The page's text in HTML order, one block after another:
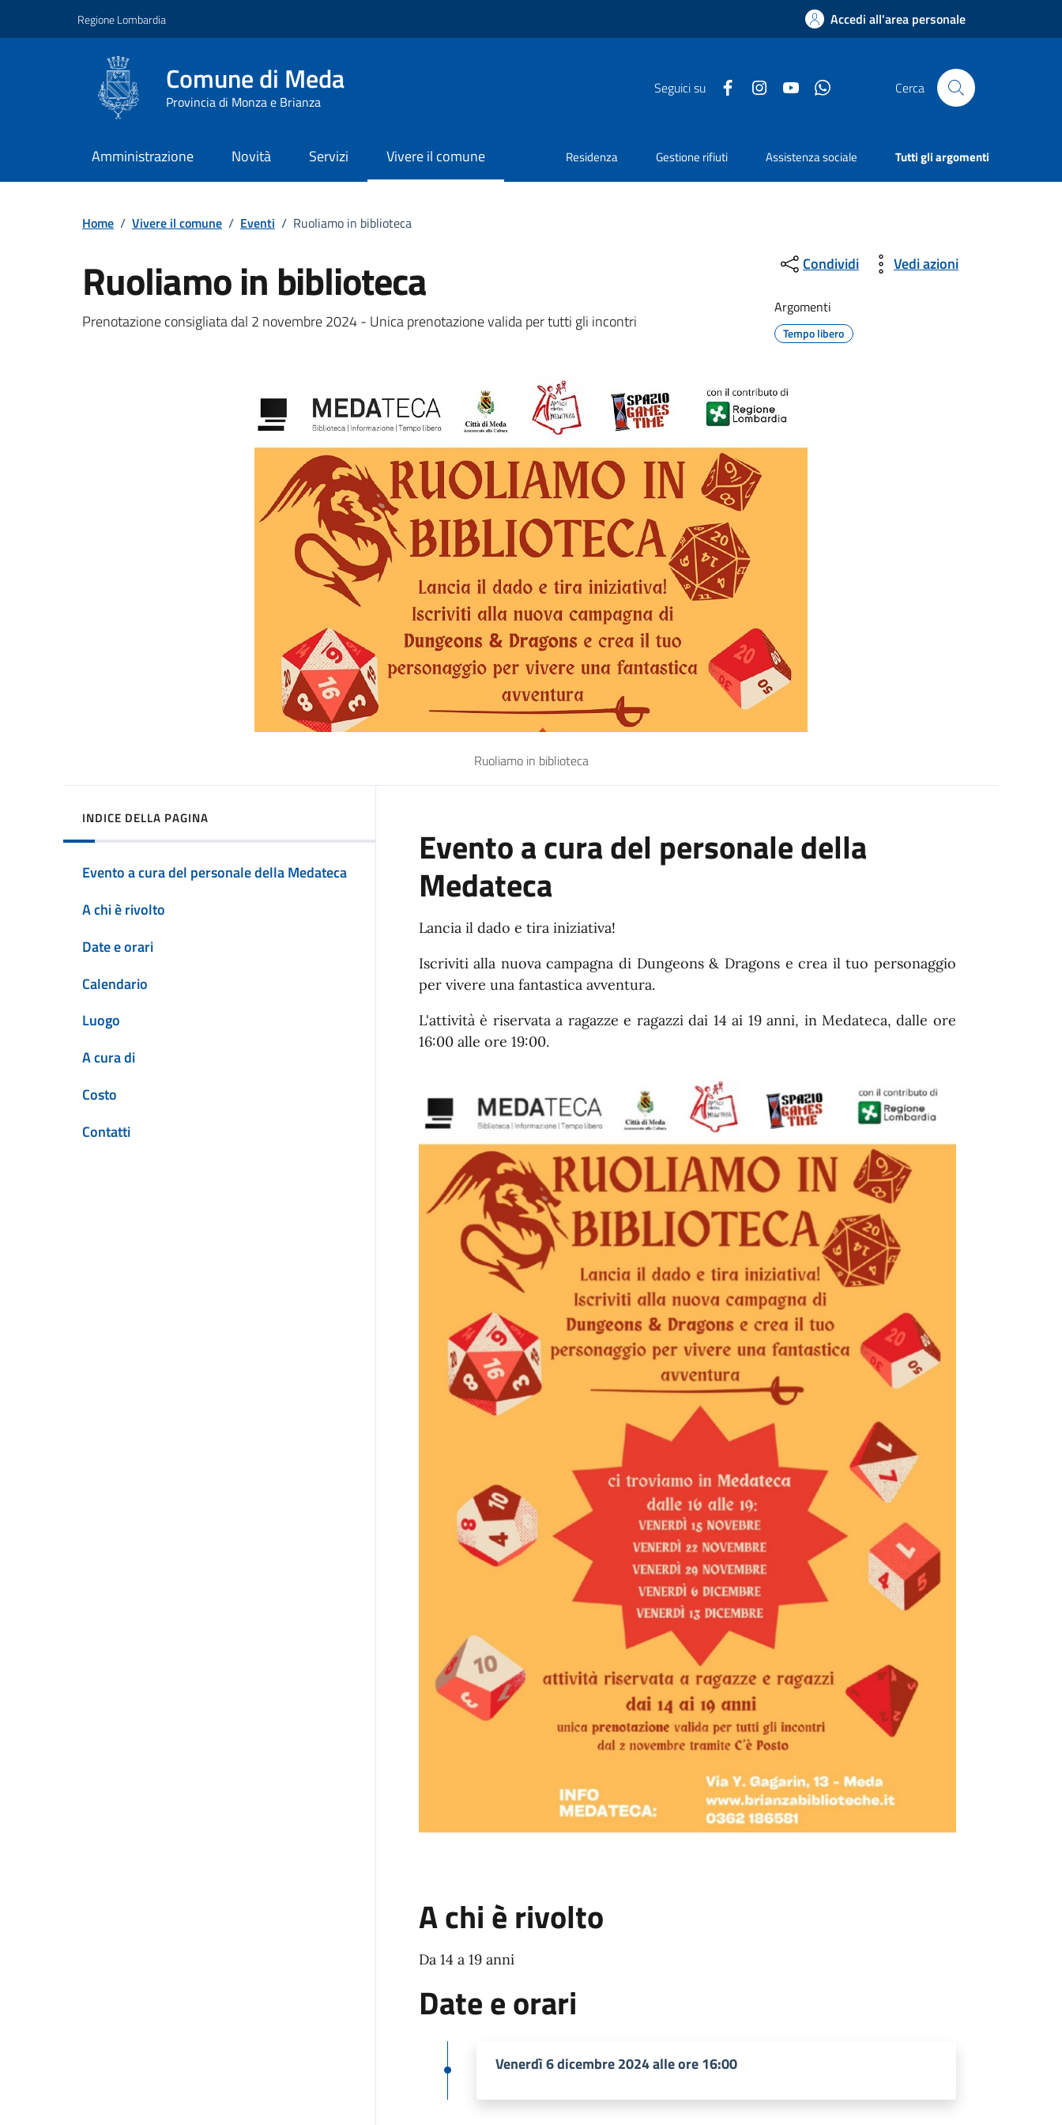
Regione Lombardia Accedi all'area personale
Comune di Meda
Provincia di Monza e Brianza
Seguici su Facebook InstagramYouTube Cerca
Amministrazione Novità Servizi Vivere il comune Residenza Gestione rifiuti Assistenza sociale Tutti gli argomenti
Home / Vivere il comune / Eventi / Ruoliamo in biblioteca
Ruoliamo in biblioteca
Dettagli della notizia
Prenotazione consigliata dal 2 novembre 2024 - Unica prenotazione valida per tutti gli incontri
Condividi Vedi azioni
Argomenti
Tempo libero
Ruoliamo in biblioteca
INDICE DELLA PAGINA
Evento a cura del personale della Medateca
A chi è rivolto
Date e orari
Calendario
Luogo
A cura di
Costo
Contatti
Evento a cura del personale della
Medateca
Lancia il dado e tira iniziativa!
Iscriviti alla nuova campagna di Dungeons & Dragons e crea il tuo personaggio
per vivere una fantastica avventura.
L'attività è riservata a ragazze e ragazzi dai 14 ai 19 anni, in Medateca, dalle ore
16:00 alle ore 19:00.
A chi è rivolto
Da 14 a 19 anni
Date e orari
Venerdì 6 dicembre 2024 alle ore 16:00